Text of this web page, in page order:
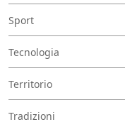
Sport
Tecnologia
Territorio
Tradizioni